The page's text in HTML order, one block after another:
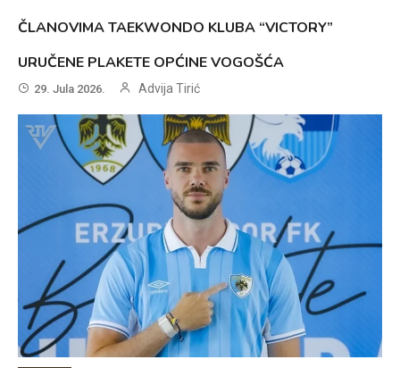
ČLANOVIMA TAEKWONDO KLUBA “VICTORY”
URUČENE PLAKETE OPĆINE VOGOŠĆA
29. Jula 2026. Advija Tirić